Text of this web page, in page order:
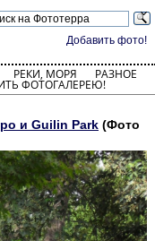
Добавить фото!
РЕКИ, МОРЯ РАЗНОЕ
ФОТОГАЛЕРЕЮ!
и Guilin Park (Фото